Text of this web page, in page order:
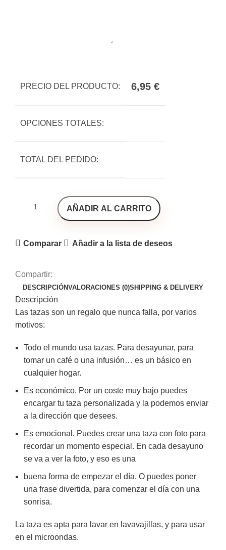
PRECIO DEL PRODUCTO: 6,95 €
OPCIONES TOTALES:
TOTAL DEL PEDIDO:
AÑADIR AL CARRITO
Comparar Añadir a la lista de deseos
Compartir:
DESCRIPCIÓNVALORACIONES (0)SHIPPING & DELIVERY
Descripción
Las tazas son un regalo que nunca falla, por varios
motivos:
Todo el mundo usa tazas. Para desayunar, para
tomar un café o una infusión… es un básico en
cualquier hogar.
Es económico. Por un coste muy bajo puedes
encargar tu taza personalizada y la podemos enviar
a la dirección que desees.
Es emocional. Puedes crear una taza con foto para
recordar un momento especial. En cada desayuno
se va a ver la foto, y eso es una
buena forma de empezar el día. O puedes poner
una frase divertida, para comenzar el día con una
sonrisa.
La taza es apta para lavar en lavavajillas, y para usar
en el microondas.